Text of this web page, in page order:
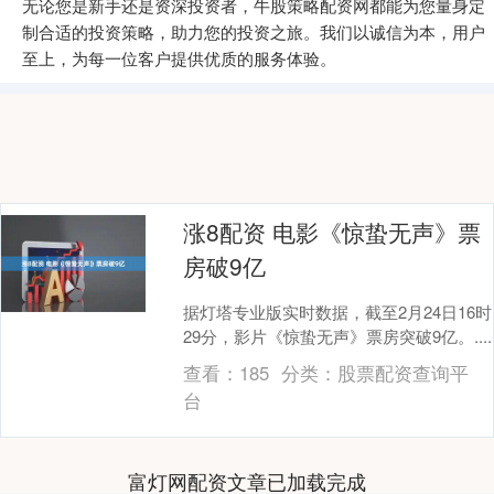
无论您是新手还是资深投资者，牛股策略配资网都能为您量身定
制合适的投资策略，助力您的投资之旅。我们以诚信为本，用户
至上，为每一位客户提供优质的服务体验。
涨8配资 电影《惊蛰无声》票
房破9亿
据灯塔专业版实时数据，截至2月24日16时
29分，影片《惊蛰无声》票房突破9亿。....
查看： 185 分类： 股票配资查询平
台
富灯网配资文章已加载完成